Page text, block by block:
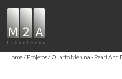
Home Projetos Quarto Menina - Pearl And